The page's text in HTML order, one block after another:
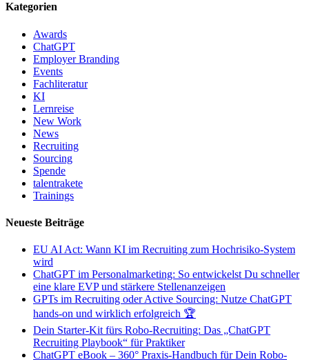
Kategorien
Awards
ChatGPT
Employer Branding
Events
Fachliteratur
KI
Lernreise
New Work
News
Recruiting
Sourcing
Spende
talentrakete
Trainings
Neueste Beiträge
EU AI Act: Wann KI im Recruiting zum Hochrisiko-System
wird
ChatGPT im Personalmarketing: So entwickelst Du schneller
eine klare EVP und stärkere Stellenanzeigen
GPTs im Recruiting oder Active Sourcing: Nutze ChatGPT
hands-on und wirklich erfolgreich 🏆
Dein Starter-Kit fürs Robo-Recruiting: Das „ChatGPT
Recruiting Playbook“ für Praktiker
ChatGPT eBook – 360° Praxis-Handbuch für Dein Robo-